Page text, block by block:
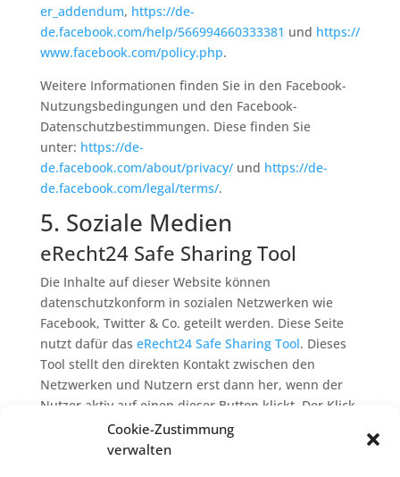
Cookie-Zustimmung
verwalten
er_addendum, https://de-
de.facebook.com/help/566994660333381 und https://
www.facebook.com/policy.php.
Weitere Informationen finden Sie in den Facebook-
Nutzungsbedingungen und den Facebook-
Datenschutzbestimmungen. Diese finden Sie
unter: https://de-
de.facebook.com/about/privacy/und https://de-
de.facebook.com/legal/terms/.
5. Soziale Medien
eRecht24 Safe Sharing Tool
Die Inhalte auf dieser Website können
datenschutzkonform in sozialen Netzwerken wie
Facebook, Twitter & Co. geteilt werden. Diese Seite
nutzt dafür das eRecht24 Safe Sharing Tool. Dieses
Tool stellt den direkten Kontakt zwischen den
Netzwerken und Nutzern erst dann her, wenn der
Nutzer aktiv auf einen dieser Button klickt. Der Klick
auf den Button stellt eine Einwilligung im Sinne des
Art. 6 Abs. 1 lit. a DSGVO dar. Diese Einwilligung